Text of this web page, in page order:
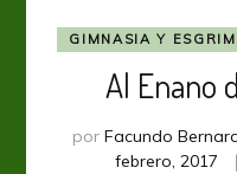
GIMNASIA Y
Al Enano
por Facundo
febrero, 2017